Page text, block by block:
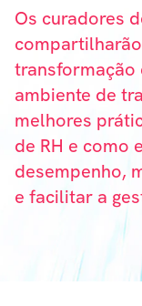
Os curadores
transformação
ambiente de
melhores
de RH e como
desempenho,
e facilitar a